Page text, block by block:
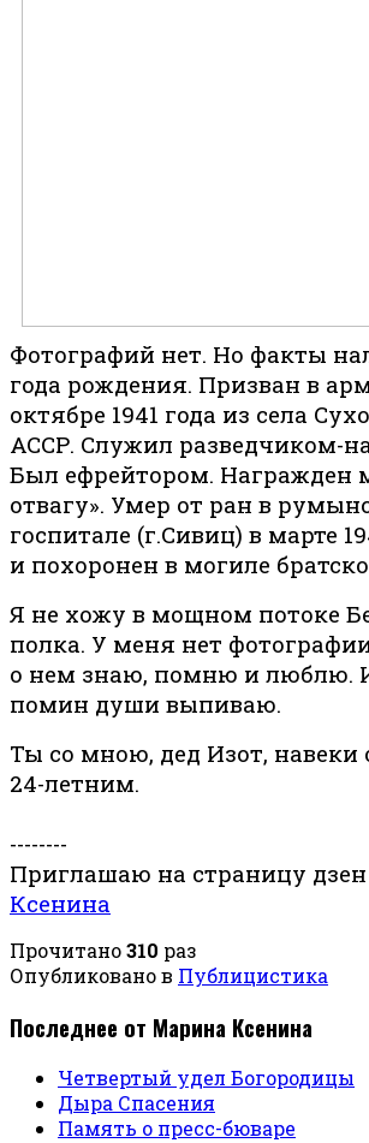
Фотографий нет. Но факты
года рождения. Призван в
октябре 1941 года из села
АССР. Служил разведчиком-
Был ефрейтором. Награжден
отвагу». Умер от ран в
госпитале (г.Сивиц) в марте
и похоронен в могиле
Я не хожу в мощном потоке
полка. У меня нет
о нем знаю, помню и люблю.
помин души выпиваю.
Ты со мною, дед Изот, навеки
24-летним.
--------
Приглашаю на страницу
Ксенина
Прочитано310 раз
Опубликовано в Публицистика
Последнее от Марина Ксенина
Четвертый удел Богородицы
Дыра Спасения
Память о пресс-бюваре